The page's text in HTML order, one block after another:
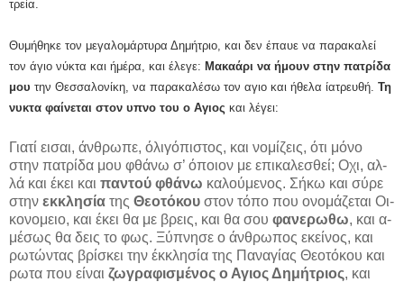
τρεί­α.
Θυ­μή­θη­κε τον με­γα­λο­μάρ­τυ­ρα Δη­μή­τριο, και δεν έ­παυ­ε να πα­ρα­κα­λεί
τον ά­γιο νύ­κτα και ή­μέ­ρα, και έ­λε­γε: Μα­καάρι να ή­μουν στην πα­τρί­δα
μου την Θεσ­σα­λο­νί­κη, να πα­ρα­κα­λέ­σω τον α­γιο και ή­θε­λα ί­α­τρευ­θή. Τη
νυ­κτα φαί­νε­ται στον υ­πνο του ο Α­γιος και λέ­γει:
Για­τί ει­σαι, άν­θρω­πε, ό­λι­γό­πι­στος, και νο­μί­ζεις, ό­τι μό­νο
στην πα­τρί­δα μου φθά­νω σ’ ό­ποι­ον με ε­πι­κα­λε­σθεί; Ο­χι, αλ­
λά και έ­κει και παν­τού φθά­νω κα­λού­με­νος. Σή­κω και σύ­ρε
στην εκ­κλη­σί­α της Θε­ο­τό­κου στον τό­πο που ο­νο­μά­ζε­ται Οι­
κο­νο­μει­ο, και έ­κει θα με βρεις, και θα σου φα­νε­ρω­θω, και α­
μέ­σως θα δεις το φως. Ξύ­πνη­σε ο άν­θρω­πος ε­κεί­νος, και
ρω­τών­τας βρί­σκει την έκ­κλη­σία της Πα­να­γί­ας Θε­ο­τό­κου και
ρω­τα που εί­ναι ζω­γρα­φι­σμέ­νος ο Α­γιος Δη­μή­τριος, και